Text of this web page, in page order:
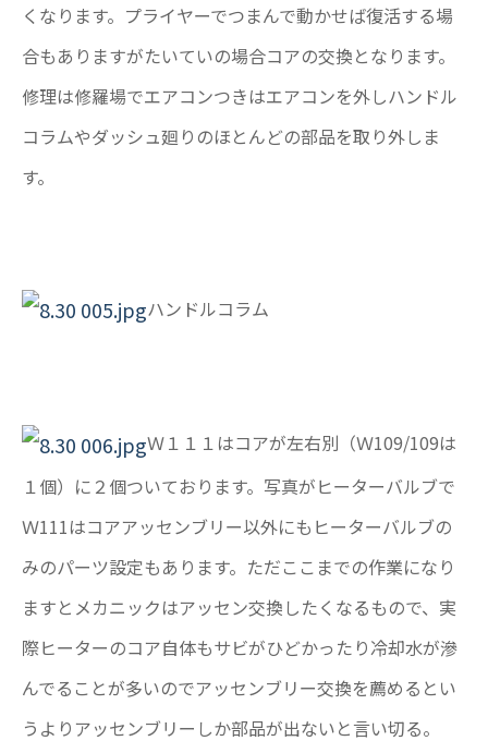
くなります。プライヤーでつまんで動かせば復活する場
合もありますがたいていの場合コアの交換となります。
修理は修羅場でエアコンつきはエアコンを外しハンドル
コラムやダッシュ廻りのほとんどの部品を取り外しま
す。
ハンドルコラム
Ｗ１１１はコアが左右別（Ｗ109/109は
１個）に２個ついております。写真がヒーターバルブで
Ｗ111はコアアッセンブリー以外にもヒーターバルブの
みのパーツ設定もあります。ただここまでの作業になり
ますとメカニックはアッセン交換したくなるもので、実
際ヒーターのコア自体もサビがひどかったり冷却水が滲
んでることが多いのでアッセンブリー交換を薦めるとい
うよりアッセンブリーしか部品が出ないと言い切る。